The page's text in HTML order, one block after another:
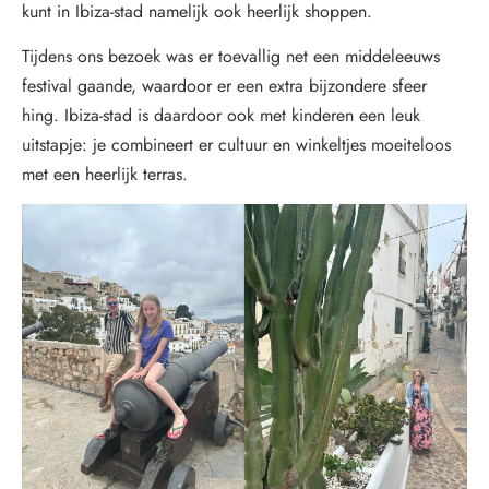
kunt in Ibiza-stad namelijk ook heerlijk shoppen.
Tijdens ons bezoek was er toevallig net een middeleeuws
festival gaande, waardoor er een extra bijzondere sfeer
hing. Ibiza-stad is daardoor ook met kinderen een leuk
uitstapje: je combineert er cultuur en winkeltjes moeiteloos
met een heerlijk terras.